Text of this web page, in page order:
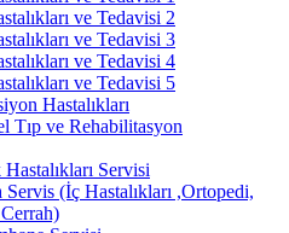
ve Tedavisi 2
ve Tedavisi 3
ve Tedavisi 4
ve Tedavisi 5
Hastalıkları
Tıp ve Rehabilitasyon
Servisi
Servis (İç Hastalıkları ,Ortopedi,